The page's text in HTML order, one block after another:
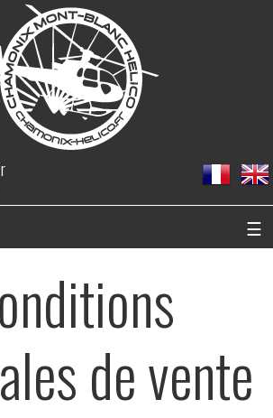
☰
de vente